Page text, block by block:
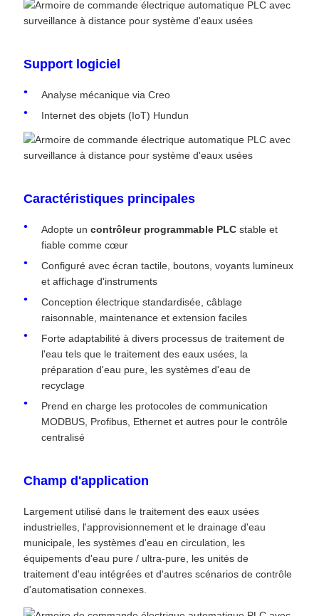
Support logiciel
Analyse mécanique via Creo
Internet des objets (IoT) Hundun
Caractéristiques principales
Adopte un contrôleur programmable PLC stable et
fiable comme cœur
Configuré avec écran tactile, boutons, voyants lumineux
et affichage d'instruments
Conception électrique standardisée, câblage
raisonnable, maintenance et extension faciles
Forte adaptabilité à divers processus de traitement de
l'eau tels que le traitement des eaux usées, la
préparation d'eau pure, les systèmes d'eau de
recyclage
Prend en charge les protocoles de communication
MODBUS, Profibus, Ethernet et autres pour le contrôle
centralisé
Champ d'application
Largement utilisé dans le traitement des eaux usées
industrielles, l'approvisionnement et le drainage d'eau
municipale, les systèmes d'eau en circulation, les
équipements d'eau pure / ultra-pure, les unités de
traitement d'eau intégrées et d'autres scénarios de contrôle
d'automatisation connexes.